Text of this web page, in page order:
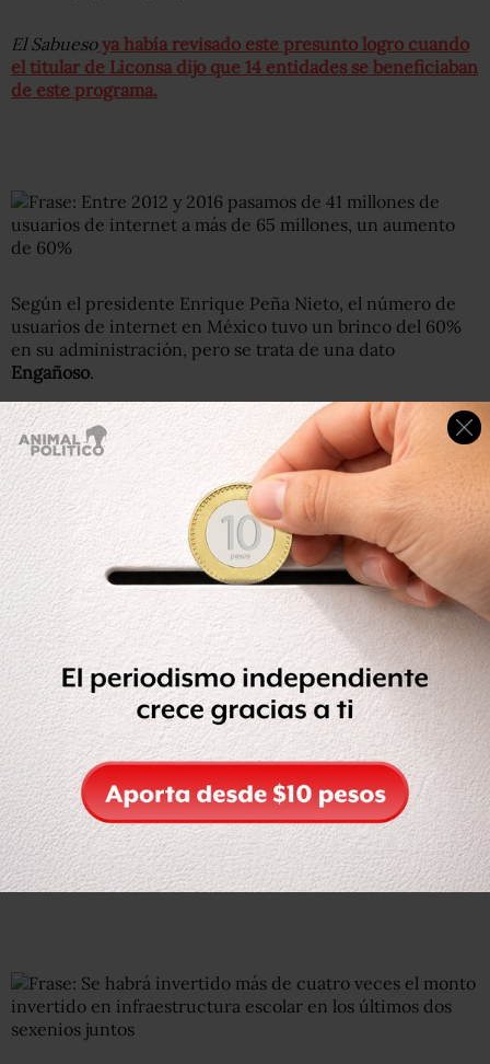
El Sabuesoya había revisado este presunto logro cuando
el titular de Liconsa dijo que 14 entidades se beneficiaban
de este programa.
Según el presidente Enrique Peña Nieto, el número de
usuarios de internet en México tuvo un brinco del 60%
en su administración, pero se trata de una dato
Engañoso.
La Encuesta Nacional sobre Disponibilidad y Uso de
Tecnologías de la Información en los Hogares que realiza
año con año el Instituto Nacional de Estadística y
Geografía (INEGI), que cita el presidente, aclara que por
un cambio en la metodología de la medición entre 2014 y
2015 “las cifras de usuarios no son comparables”.
En los datos se observa que entre 2014 y 2015 hubo un
crecimiento de usuarios que rompe con la tendencia de
los años previos. En 2013 hay 46 millones, en 2014 hubo
47.4 millones y al siguiente año, 62.4.
Así, en el mejor de los casos, se puede decir que entre
2012 y 2014 hubo un crecimiento de 15.9% en número de
usuarios. Y que en entre 2015 y 2016 el INEGI reconoce
un crecimiento de 2.1%.
El presidente da un dato que, según el mismo INEGI, no
es posible citar.